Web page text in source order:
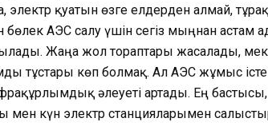
қуатын өзге елдерден алмай,
бөлек АЭС салу үшін сегіз мыңнан астам
Жаңа жол тораптары жасалады,
тұстары көп болмақ. Ал АЭС жұмыс
әлеуеті артады. Ең
мен күн электр станцияларымен